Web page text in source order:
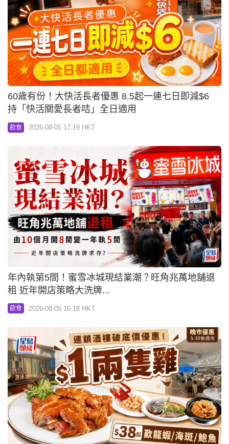
60歲有份！大快活長者優惠 8.5起一連七日即減$6
持「快活關愛長者咭」全日適用
飲食 2026-08-05 17:19 HKT
年內執第5間！蜜雪冰城現結業潮？旺角兆萬地舖退
租 近年開店策略大洗牌...
飲食 2026-08-05 16:18 HKT